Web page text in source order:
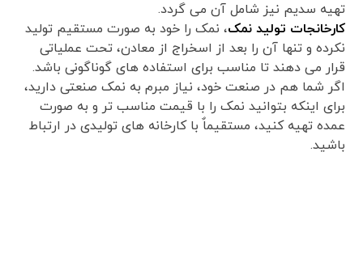
تهیه سدیم نیز شامل آن می گردد.
کارخانجات تولید نمک، نمک را خود به صورت مستقیم تولید
نکرده و تنها آن را بعد از اسخراج از معادن، تحت عملیاتی
قرار می دهند تا مناسب برای استفاده های گوناگونی باشد.
اگر شما هم در صنعت خود، نیاز مبرم به نمک صنعتی دارید،
برای اینکه بتوانید نمک را با قیمت مناسب تر و به صورت
عمده تهیه کنید، مستقیماٌ با کارخانه های تولیدی در ارتباط
باشید.